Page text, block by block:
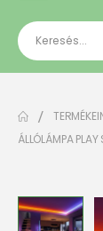
ÁLLÓLÁMPA